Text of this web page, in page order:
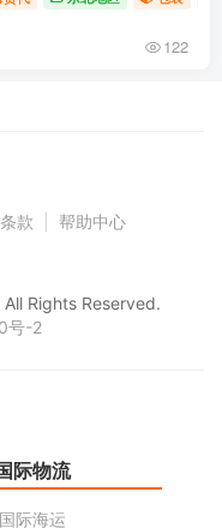
122
款 帮助中心
Rights Reserved.
号-2
际物流
国际海运